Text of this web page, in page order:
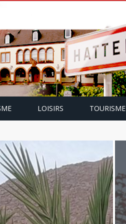
LOISIRS TOURISME